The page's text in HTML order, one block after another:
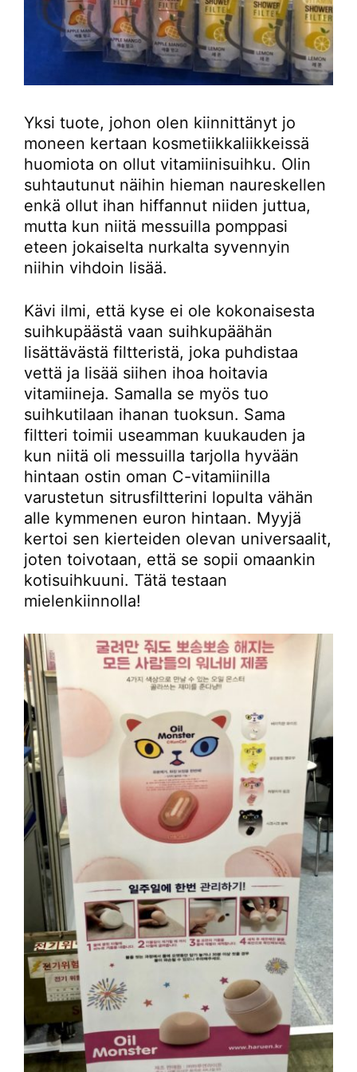
Yksi tuote, johon olen kiinnittänyt jo
moneen kertaan kosmetiikkaliikkeissä
huomiota on ollut vitamiinisuihku. Olin
suhtautunut näihin hieman naureskellen
enkä ollut ihan hiffannut niiden juttua,
mutta kun niitä messuilla pomppasi
eteen jokaiselta nurkalta syvennyin
niihin vihdoin lisää.
Kävi ilmi, että kyse ei ole kokonaisesta
suihkupäästä vaan suihkupäähän
lisättävästä filtteristä, joka puhdistaa
vettä ja lisää siihen ihoa hoitavia
vitamiineja. Samalla se myös tuo
suihkutilaan ihanan tuoksun. Sama
filtteri toimii useamman kuukauden ja
kun niitä oli messuilla tarjolla hyvään
hintaan ostin oman C-vitamiinilla
varustetun sitrusfiltterini lopulta vähän
alle kymmenen euron hintaan. Myyjä
kertoi sen kierteiden olevan universaalit,
joten toivotaan, että se sopii omaankin
kotisuihkuuni. Tätä testaan
mielenkiinnolla!